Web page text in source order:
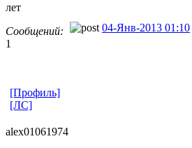
лет
Сообщений:
1
04-Янв-2013 01:10
[Профиль]
[ЛС]
alex01061974